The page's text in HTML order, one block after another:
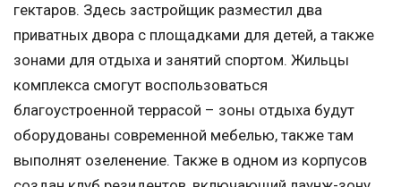
гектаров. Здесь застройщик разместил два
приватных двора с площадками для детей, а также
зонами для отдыха и занятий спортом. Жильцы
комплекса смогут воспользоваться
благоустроенной террасой – зоны отдыха будут
оборудованы современной мебелью, также там
выполнят озеленение. Также в одном из корпусов